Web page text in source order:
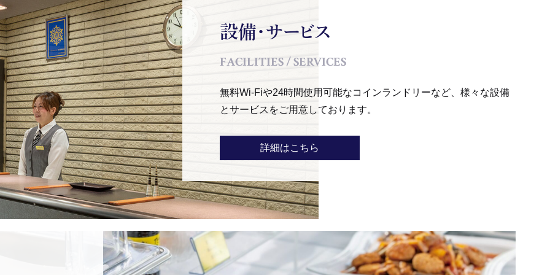
設備・サービス
FACILITIES / SERVICES
無料Wi-Fiや24時間使用可能なコインランドリーなど、様々な設備
とサービスをご用意しております。
詳細はこちら